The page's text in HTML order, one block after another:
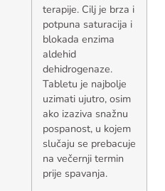
terapije. Cilj je brza i
potpuna saturacija i
blokada enzima
aldehid
dehidrogenaze.
Tabletu je najbolje
uzimati ujutro, osim
ako izaziva snažnu
pospanost, u kojem
slučaju se prebacuje
na večernji termin
prije spavanja.